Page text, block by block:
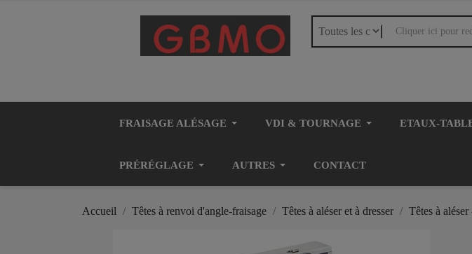
FRAISAGE ALÉSAGE VDI & TOURNAGE ETAUX-
PRÉRÉGLAGE AUTRES CONTACT
Accueil Têtes à renvoi d'angle-fraisage Têtes à aléser et à dresser Têtes à